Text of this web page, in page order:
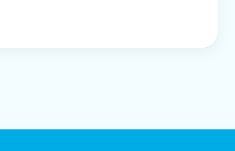
zeven productiebedrijven